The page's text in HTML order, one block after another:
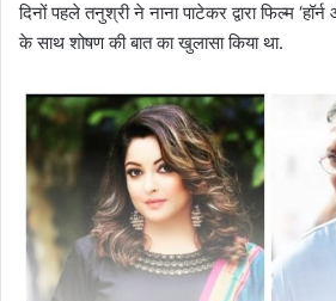
दिनों पहले तनुश्री ने नाना पाटेकर द्वारा फिल्‍म
के साथ शोषण की बात का खुलासा किया था.